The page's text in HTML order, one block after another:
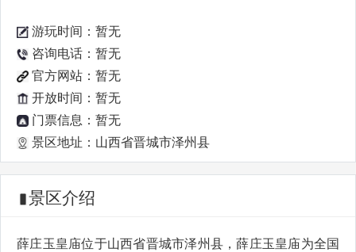
游玩时间：暂无
咨询电话：暂无
官方网站：暂无
开放时间：暂无
门票信息：暂无
景区地址：山西省晋城市泽州县
景区介绍
薛庄玉皇庙位于山西省晋城市泽州县，薛庄玉皇庙为全国